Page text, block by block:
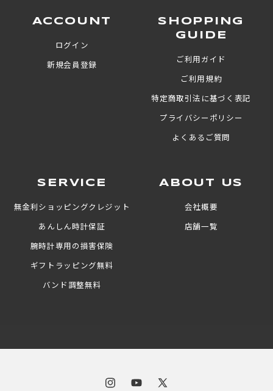
ACCOUNT
ログイン
新規会員登録
SHOPPING
GUIDE
ご利用ガイド
ご利用規約
特定商取引法に基づく表記
プライバシーポリシー
よくあるご質問
SERVICE
無金利ショッピングクレジット
あんしん時計保証
腕時計専用の損害保険
ギフトラッピング無料
バンド調整無料
ABOUT US
会社概要
店舗一覧